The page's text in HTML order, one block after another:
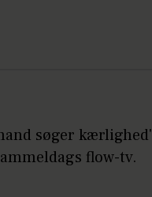
søger kærlighed'
flow-tv.